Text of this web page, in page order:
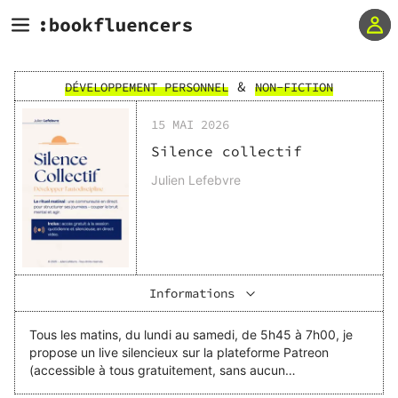
DÉVELOPPEMENT PERSONNEL & NON-FICTION
15 MAI 2026
Silence collectif
Julien Lefebvre
Informations
Tous les matins, du lundi au samedi, de 5h45 à 7h00, je
propose un live silencieux sur la plateforme Patreon
(accessible à tous gratuitement, sans aucun